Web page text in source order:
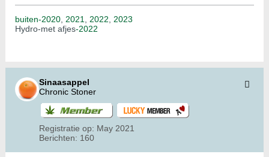
buiten-2020 2021 2022
2023
Hydro-met afjes-2022
Sinaasappel
Chronic Stoner
Registratie op: May 2021
Berichten: 160